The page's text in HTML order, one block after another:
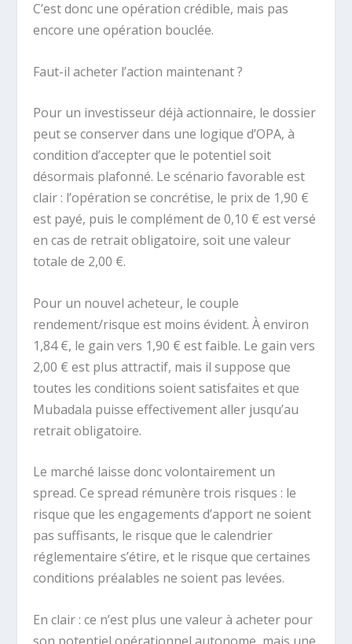
C’est donc une opération crédible, mais pas
encore une opération bouclée.
Faut-il acheter l’action maintenant ?
Pour un investisseur déjà actionnaire, le dossier
peut se conserver dans une logique d’OPA, à
condition d’accepter que le potentiel soit
désormais plafonné. Le scénario favorable est
clair : l’opération se concrétise, le prix de 1,90 €
est payé, puis le complément de 0,10 € est versé
en cas de retrait obligatoire, soit une valeur
totale de 2,00 €.
Pour un nouvel acheteur, le couple
rendement/risque est moins évident. À environ
1,84 €, le gain vers 1,90 € est faible. Le gain vers
2,00 € est plus attractif, mais il suppose que
toutes les conditions soient satisfaites et que
Mubadala puisse effectivement aller jusqu’au
retrait obligatoire.
Le marché laisse donc volontairement un
spread. Ce spread rémunère trois risques : le
risque que les engagements d’apport ne soient
pas suffisants, le risque que le calendrier
réglementaire s’étire, et le risque que certaines
conditions préalables ne soient pas levées.
En clair : ce n’est plus une valeur à acheter pour